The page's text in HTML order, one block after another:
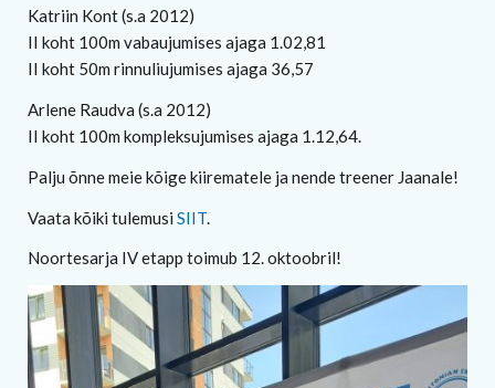
Katriin Kont (s.a 2012)
II koht 100m vabaujumises ajaga 1.02,81
II koht 50m rinnuliujumises ajaga 36,57
Arlene Raudva (s.a 2012)
II koht 100m kompleksujumises ajaga 1.12,64.
Palju õnne meie kõige kiirematele ja nende treener Jaanale!
Vaata kõiki tulemusi SIIT.
Noortesarja IV etapp toimub 12. oktoobril!